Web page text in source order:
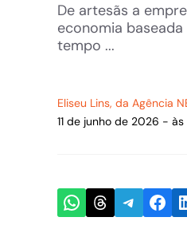
De artesãs a
economia
tempo ...
Eliseu Lins, da Agência
11 de junho de 2026 -
Share on WhatsApp
Share on Threads
Share onShare